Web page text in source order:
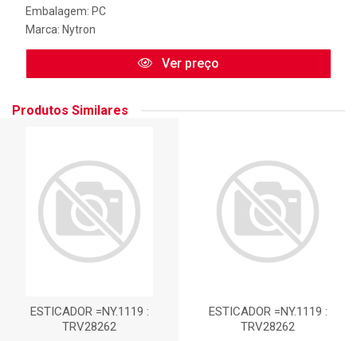
Embalagem: PC
Marca: Nytron
Ver preço
Produtos Similares
ESTICADOR =NY.1119 :
TRV28262
ESTICADOR =NY.1119 :
TRV28262